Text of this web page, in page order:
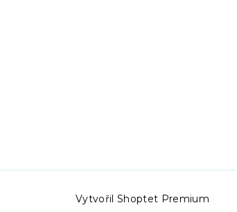
Vytvořil Shoptet Premium